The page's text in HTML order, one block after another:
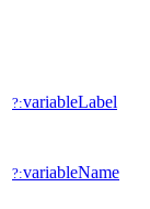
?:variableLabel
?:variableName